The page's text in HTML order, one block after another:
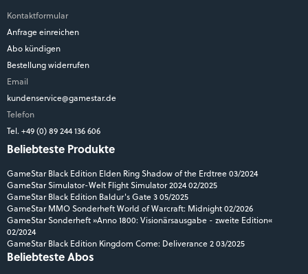
Kontaktformular
Anfrage einreichen
Abo kündigen
Bestellung widerrufen
Email
kundenservice@gamestar.de
Telefon
Tel. +49 (0) 89 244 136 606
Beliebteste Produkte
GameStar Black Edition Elden Ring Shadow of the Erdtree 03/2024
GameStar Simulator-Welt Flight Simulator 2024 02/2025
GameStar Black Edition Baldur's Gate 3 05/2025
GameStar MMO Sonderheft World of Warcraft: Midnight 02/2026
GameStar Sonderheft »Anno 1800: Visionärsausgabe - zweite Edition«
02/2024
GameStar Black Edition Kingdom Come: Deliverance 2 03/2025
Beliebteste Abos